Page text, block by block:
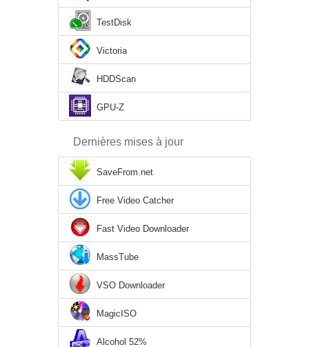
TestDisk
Victoria
HDDScan
GPU-Z
Dernières mises à jour
SaveFrom.net
Free Video Catcher
Fast Video Downloader
MassTube
VSO Downloader
MagicISO
Alcohol 52%